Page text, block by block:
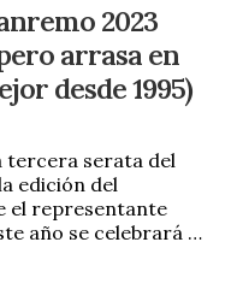
2023
arrasa en
desde 1995)
tercera serata del
edición del
el representante
año se celebrará …